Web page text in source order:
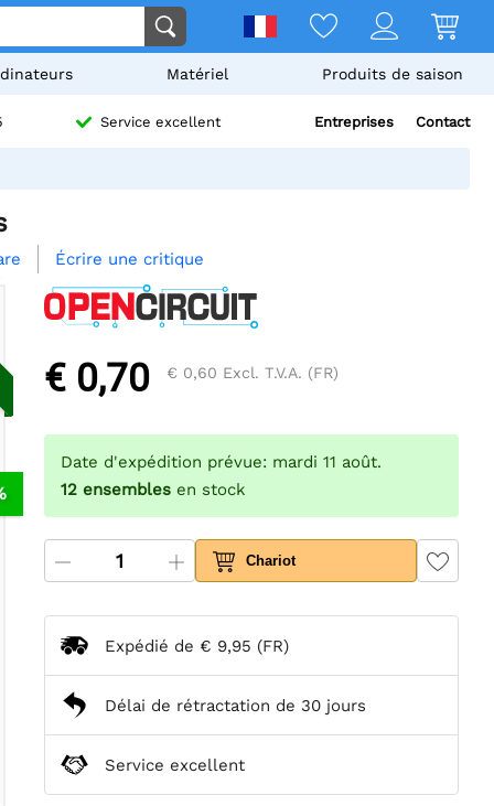
Matériel Produits de saison
Service excellent Entreprises Contact
Écrire une critique
€ 0,70 € 0,60 Excl. T.V.A. (FR)
Date d'expédition prévue: mardi 11 août.
12 ensembles en stock
Chariot
Expédié de € 9,95 (FR)
Délai de rétractation de 30 jours
Service excellent